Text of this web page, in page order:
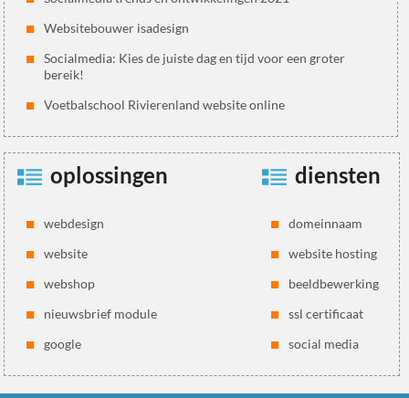
Websitebouwer isadesign
Socialmedia: Kies de juiste dag en tijd voor een groter
bereik!
Voetbalschool Rivierenland website online
oplossingen
webdesign
website
webshop
nieuwsbrief module
google
diensten
domeinnaam
website hosting
beeldbewerking
ssl certificaat
social media